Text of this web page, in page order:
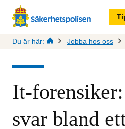
Du är här: Jobba hos oss
It-
svar bland